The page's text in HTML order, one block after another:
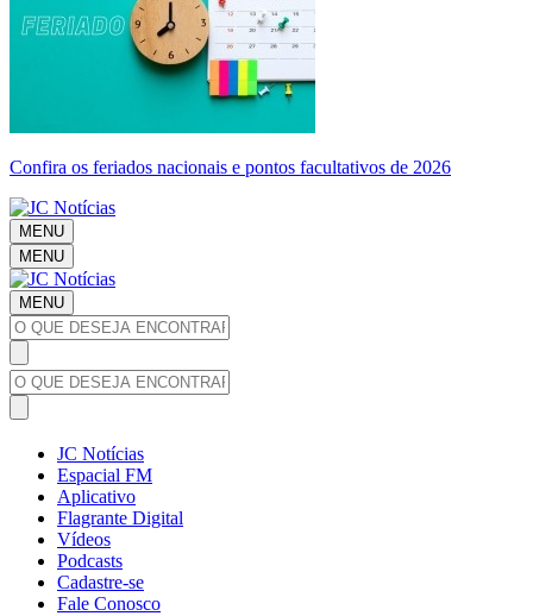
Confira os feriados nacionais e pontos facultativos de 2026
MENU
MENU
MENU
JC Notícias
Espacial FM
Aplicativo
Flagrante Digital
Vídeos
Podcasts
Cadastre-se
Fale Conosco